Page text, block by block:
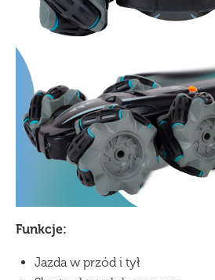
Funkcje:
Jazda w przód i tył